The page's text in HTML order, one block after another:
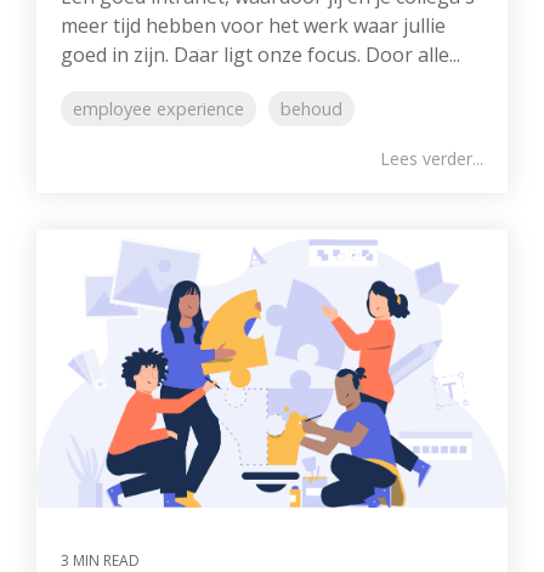
meer tijd hebben voor het werk waar jullie
goed in zijn. Daar ligt onze focus. Door alle...
employee experience behoud
Lees verder...
3 MIN READ